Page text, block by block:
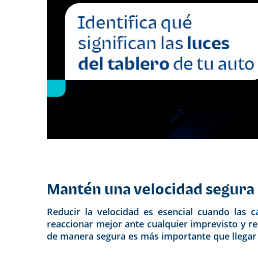
Mantén una velocidad segura
Reducir la velocidad es esencial cuando las
reaccionar mejor ante cualquier imprevisto y
de manera segura es más importante que